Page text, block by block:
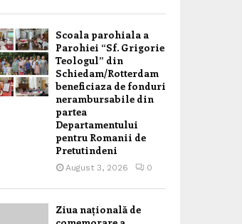
Scoala parohiala a
Parohiei “Sf. Grigorie
Teologul” din
Schiedam/Rotterdam
beneficiaza de fonduri
nerambursabile din
partea
Departamentului
pentru Romanii de
Pretutindeni
August 3, 2026 0
Ziua națională de